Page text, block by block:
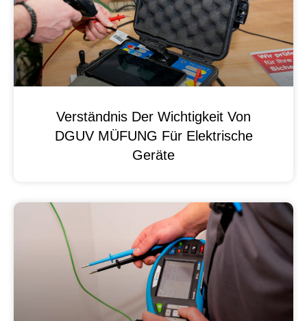
Verständnis Der Wichtigkeit Von
DGUV MÜFUNG Für Elektrische
Geräte